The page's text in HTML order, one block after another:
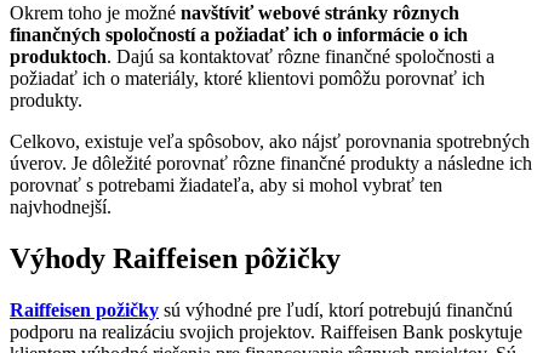
Okrem toho je možné navštíviť webové stránky rôznych
finančných spoločností a požiadať ich o informácie o ich
produktoch. Dajú sa kontaktovať rôzne finančné spoločnosti a
požiadať ich o materiály, ktoré klientovi pomôžu porovnať ich
produkty.
Celkovo, existuje veľa spôsobov, ako nájsť porovnania spotrebných
úverov. Je dôležité porovnať rôzne finančné produkty a následne ich
porovnať s potrebami žiadateľa, aby si mohol vybrať ten
najvhodnejší.
Výhody Raiffeisen pôžičky
Raiffeisen požičky sú výhodné pre ľudí, ktorí potrebujú finančnú
podporu na realizáciu svojich projektov. Raiffeisen Bank poskytuje